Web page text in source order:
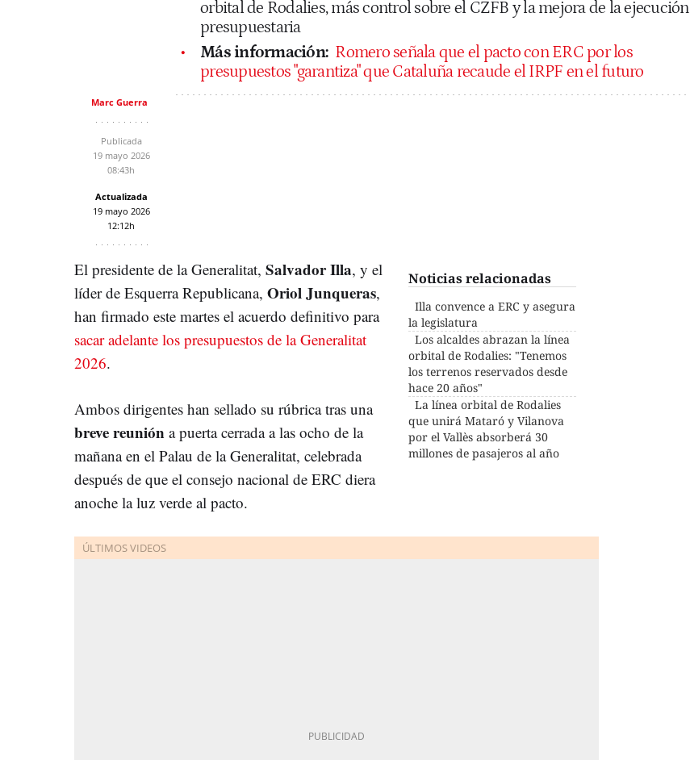
orbital de Rodalies, más control sobre el CZFB y la mejora de la ejecución
presupuestaria
Más información: Romero señala que el pacto con ERC por los
presupuestos "garantiza" que Cataluña recaude el IRPF en el futuro
Marc Guerra
Publicada
19 mayo 2026
08:43h
Actualizada
19 mayo 2026
12:12h
Noticias relacionadas
Illa convence a ERC y asegura
la legislatura
Los alcaldes abrazan la línea
orbital de Rodalies: "Tenemos
los terrenos reservados desde
hace 20 años"
La línea orbital de Rodalies
que unirá Mataró y Vilanova
por el Vallès absorberá 30
millones de pasajeros al año
El presidente de la Generalitat, Salvador Illa, y el
líder de Esquerra Republicana, Oriol Junqueras,
han firmado este martes el acuerdo definitivo para
sacar adelante los presupuestos de la Generalitat
2026.
Ambos dirigentes han sellado su rúbrica tras una
breve reunión a puerta cerrada a las ocho de la
mañana en el Palau de la Generalitat, celebrada
después de que el consejo nacional de ERC diera
anoche la luz verde al pacto.